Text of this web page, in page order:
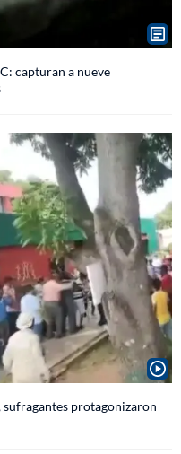
capturan a nueve
sufragantes protagonizaron